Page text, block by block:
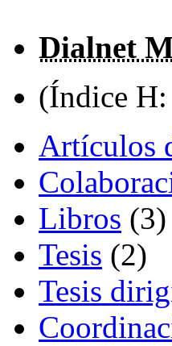
Dialnet
(Índice H:
Artículos
Libros (3)
Tesis (2)
Tesis